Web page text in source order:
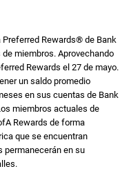
Preferred Rewards® de Bank
miembros. Aprovechando
Rewards el 27 de mayo.
un saldo promedio
en sus cuentas de Bank
miembros actuales de
ARewards de forma
que se encuentran
permanecerán en su